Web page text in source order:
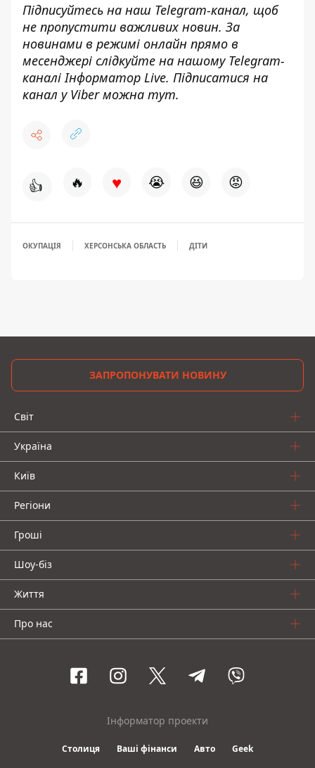
Підписуйтесь на наш Telegram-канал, щоб
не пропустити важливих новин. За
новинами в режимі онлайн прямо в
месенджері слідкуйте на нашому Telegram-
каналі Інформатор Live. Підписатися на
канал у Viber можна тут.
👍 🔥 ♥ 😭 😆 😡
ОКУПАЦІЯ ХЕРСОНСЬКА ОБЛАСТЬ ДІТИ
ЗАПРОПОНУВАТИ НОВИНУ
Світ
Україна
Київ
Регіони
Гроші
Шоу-біз
Життя
Про нас
Інформатор проекти
Столиця Ваші фінанси Авто Geek